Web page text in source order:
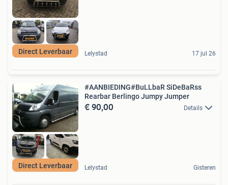
Direct Leverbaar Lelystad 17 jul 26
Direct Leverbaar
#AANBIEDING#BuLLbaR SiDeBaRss
Rearbar Berlingo Jumpy Jumper
€ 90,00 Details
Lelystad Gisteren